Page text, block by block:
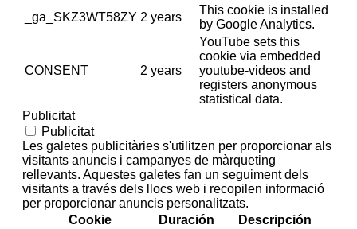
_ga_SKZ3WT58ZY 2 years
This cookie is installed
by Google Analytics.
CONSENT 2 years
YouTube sets this
cookie via embedded
youtube-videos and
registers anonymous
statistical data.
Publicitat
Publicitat
Les galetes publicitàries s'utilitzen per proporcionar als
visitants anuncis i campanyes de màrqueting
rellevants. Aquestes galetes fan un seguiment dels
visitants a través dels llocs web i recopilen informació
per proporcionar anuncis personalitzats.
Cookie
Duración Descripción